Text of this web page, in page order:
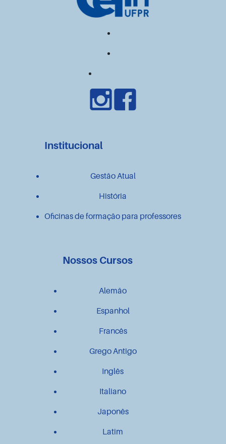
Institucional
Gestão Atual
História
Oficinas de formação para professores
Nossos Cursos
Alemão
Espanhol
Francês
Grego Antigo
Inglês
Italiano
Japonês
Latim